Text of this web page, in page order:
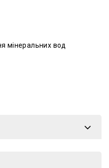
мінеральних вод